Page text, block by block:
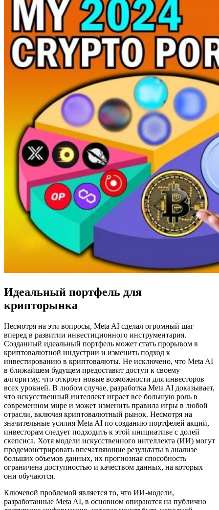
Идеальный портфель для
крипторынка
Несмотря на эти вопросы, Meta AI сделал огромный шаг
вперед в развитии инвестиционного инструментария.
Созданный идеальный портфель может стать прорывом в
криптовалютной индустрии и изменить подход к
инвестированию в криптовалюты. Не исключено, что Meta AI
в ближайшем будущем предоставит доступ к своему
алгоритму, что откроет новые возможности для инвесторов
всех уровней. В любом случае, разработка Meta AI доказывает,
что искусственный интеллект играет все большую роль в
современном мире и может изменить правила игры в любой
отрасли, включая криптовалютный рынок. Несмотря на
значительные усилия Meta AI по созданию портфелей акций,
инвесторам следует подходить к этой инициативе с долей
скепсиса. Хотя модели искусственного интеллекта (ИИ) могут
продемонстрировать впечатляющие результаты в анализе
больших объемов данных, их прогнозная способность
ограничена доступностью и качеством данных, на которых
они обучаются.
Ключевой проблемой является то, что ИИ-модели,
разработанные Meta AI, в основном опираются на публично